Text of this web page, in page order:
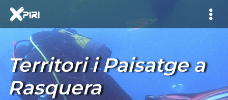
Territori i Paisatge a
Rasquera